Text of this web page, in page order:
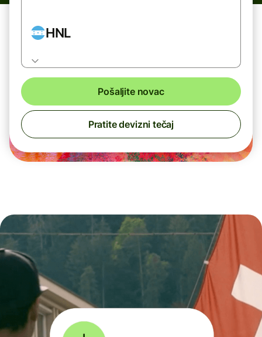
HNL
Pošaljite novac
Pratite devizni tečaj